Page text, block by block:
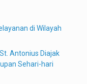
di Wilayah
Antonius Diajak
Sehari-hari